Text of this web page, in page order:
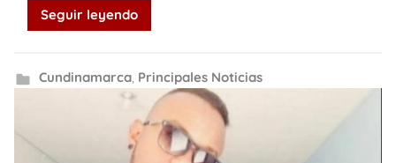
Seguir leyendo
Cundinamarca, Principales Noticias